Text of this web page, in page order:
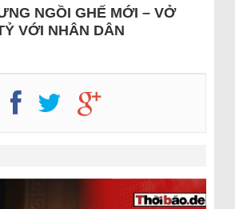
NGỒI GHẾ MỚI – VỞ
VỚI NHÂN DÂN